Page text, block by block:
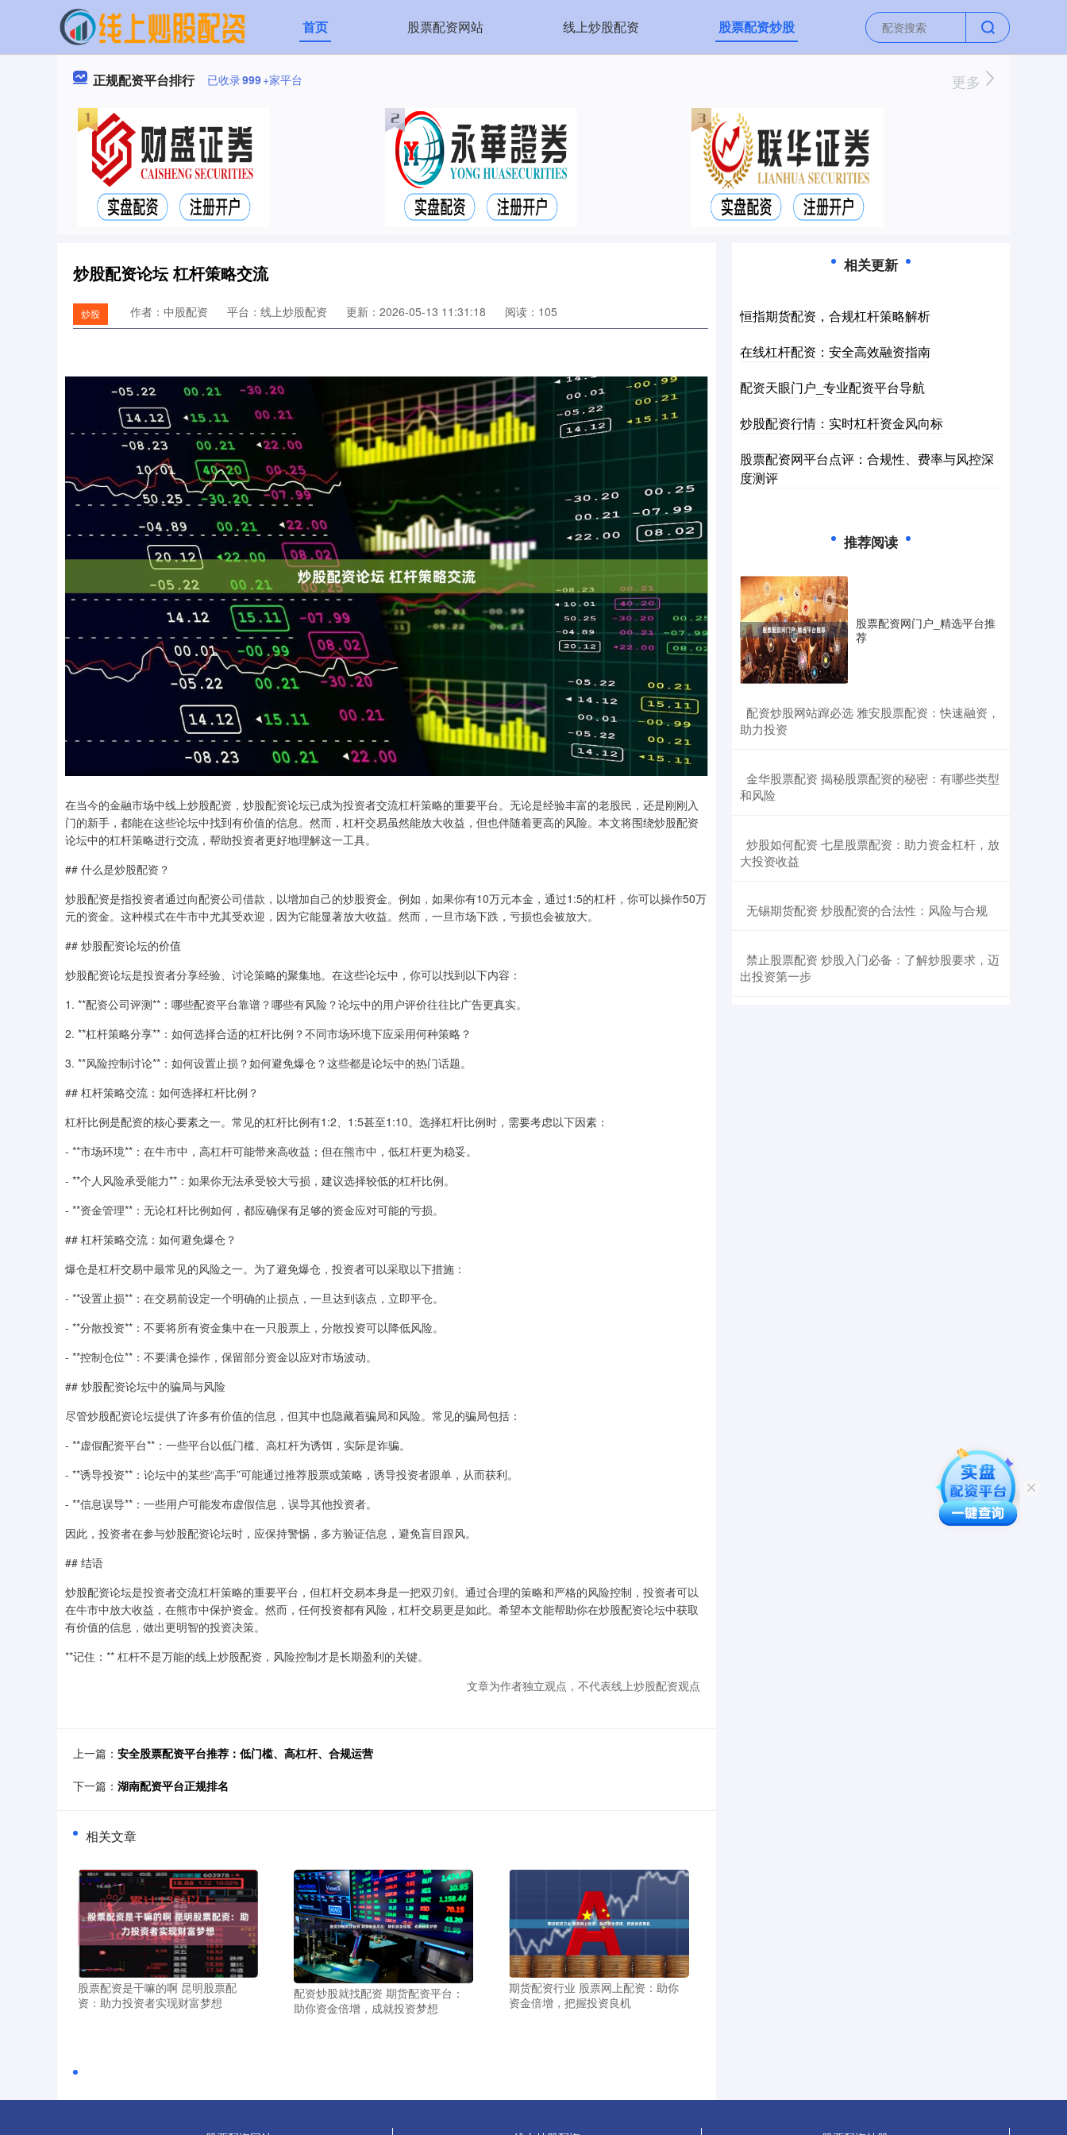
首页 股票配资网站 线上炒股配资 股票配资炒股
正规配资平台排行 已收录999+家平台 更多
炒股配资论坛 杠杆策略交流
炒股 作者：中股配资 平台：线上炒股配资 更新：2026-05-13 11:31:18 阅读：105
在当今的金融市场中线上炒股配资，炒股配资论坛已成为投资者交流杠杆策略的重要平台。无论是经验丰富的老股民，还是刚刚入
门的新手，都能在这些论坛中找到有价值的信息。然而，杠杆交易虽然能放大收益，但也伴随着更高的风险。本文将围绕炒股配资
论坛中的杠杆策略进行交流，帮助投资者更好地理解这一工具。
## 什么是炒股配资？
炒股配资是指投资者通过向配资公司借款，以增加自己的炒股资金。例如，如果你有10万元本金，通过1:5的杠杆，你可以操作50万
元的资金。这种模式在牛市中尤其受欢迎，因为它能显著放大收益。然而，一旦市场下跌，亏损也会被放大。
## 炒股配资论坛的价值
炒股配资论坛是投资者分享经验、讨论策略的聚集地。在这些论坛中，你可以找到以下内容：
1. **配资公司评测**：哪些配资平台靠谱？哪些有风险？论坛中的用户评价往往比广告更真实。
2. **杠杆策略分享**：如何选择合适的杠杆比例？不同市场环境下应采用何种策略？
3. **风险控制讨论**：如何设置止损？如何避免爆仓？这些都是论坛中的热门话题。
## 杠杆策略交流：如何选择杠杆比例？
杠杆比例是配资的核心要素之一。常见的杠杆比例有1:2、1:5甚至1:10。选择杠杆比例时，需要考虑以下因素：
- **市场环境**：在牛市中，高杠杆可能带来高收益；但在熊市中，低杠杆更为稳妥。
- **个人风险承受能力**：如果你无法承受较大亏损，建议选择较低的杠杆比例。
- **资金管理**：无论杠杆比例如何，都应确保有足够的资金应对可能的亏损。
## 杠杆策略交流：如何避免爆仓？
爆仓是杠杆交易中最常见的风险之一。为了避免爆仓，投资者可以采取以下措施：
- **设置止损**：在交易前设定一个明确的止损点，一旦达到该点，立即平仓。
- **分散投资**：不要将所有资金集中在一只股票上，分散投资可以降低风险。
- **控制仓位**：不要满仓操作，保留部分资金以应对市场波动。
## 炒股配资论坛中的骗局与风险
尽管炒股配资论坛提供了许多有价值的信息，但其中也隐藏着骗局和风险。常见的骗局包括：
- **虚假配资平台**：一些平台以低门槛、高杠杆为诱饵，实际是诈骗。
- **诱导投资**：论坛中的某些“高手”可能通过推荐股票或策略，诱导投资者跟单，从而获利。
- **信息误导**：一些用户可能发布虚假信息，误导其他投资者。
因此，投资者在参与炒股配资论坛时，应保持警惕，多方验证信息，避免盲目跟风。
## 结语
炒股配资论坛是投资者交流杠杆策略的重要平台，但杠杆交易本身是一把双刃剑。通过合理的策略和严格的风险控制，投资者可以
在牛市中放大收益，在熊市中保护资金。然而，任何投资都有风险，杠杆交易更是如此。希望本文能帮助你在炒股配资论坛中获取
有价值的信息，做出更明智的投资决策。
**记住：** 杠杆不是万能的线上炒股配资，风险控制才是长期盈利的关键。
文章为作者独立观点，不代表线上炒股配资观点
上一篇： 安全股票配资平台推荐：低门槛、高杠杆、合规运营
下一篇： 湖南配资平台正规排名
相关文章
股票配资是干嘛的啊 昆明股票配
资：助力投资者实现财富梦想
配资炒股就找配资 期货配资平台：
助你资金倍增，成就投资梦想
期货配资行业 股票网上配资：助你
资金倍增，把握投资良机
相关更新
恒指期货配资，合规杠杆策略解析
在线杠杆配资：安全高效融资指南
配资天眼门户_专业配资平台导航
炒股配资行情：实时杠杆资金风向标
股票配资网平台点评：合规性、费率与风控深
度测评
推荐阅读
股票配资网门户_精选平台推
荐
​配资炒股网站蹿必选 雅安股票配资：快速融资，
助力投资
​金华股票配资 揭秘股票配资的秘密：有哪些类型
和风险
​炒股如何配资 七星股票配资：助力资金杠杆，放
大投资收益
​无锡期货配资 炒股配资的合法性：风险与合规
​禁止股票配资 炒股入门必备：了解炒股要求，迈
出投资第一步